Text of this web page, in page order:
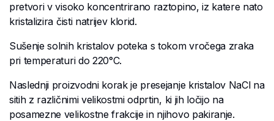
pretvori v visoko koncentrirano raztopino, iz katere nato
kristalizira čisti natrijev klorid.
Sušenje solnih kristalov poteka s tokom vročega zraka
pri temperaturi do 220°C.
Naslednji proizvodni korak je presejanje kristalov NaCl na
sitih z različnimi velikostmi odprtin, ki jih ločijo na
posamezne velikostne frakcije in njihovo pakiranje.